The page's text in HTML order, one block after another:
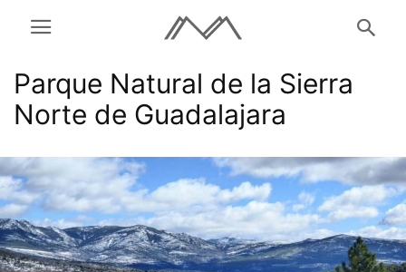
Parque Natural de la Sierra
Norte de Guadalajara